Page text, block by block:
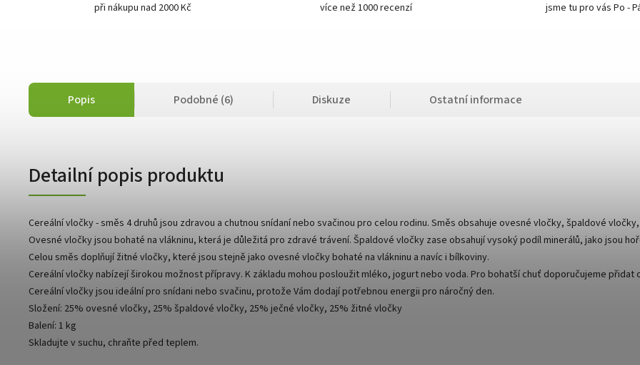
při nákupu nad 2000 Kč více než 1000 recenzí jsme tu pro vás Po -
Popis Podobné (6) Diskuze Ostatní informace
Detailní popis produktu
Cereální vločky - směs 4 druhů jsou zdravou a chutnou snídaní nebo svačinou pro celou rodinu. Směs obsahuje ovesné vločky, špaldové
Ovesné vločky jsou bohaté na vlákninu, která je důležitá pro zdravé trávení. Špaldové vločky zase obsahují vysoký podíl minerálů, jako jsou
Celou směs doplňují žitné vločky, které jsou stejně jako ovesné vločky bohaté na vlákninu a navíc i bílkoviny.
Cereální vločky nabízejí širokou možnost přípravy. K základu mohou posloužit mléko, jogurt nebo voda. Pro bohatší chuť doporučujeme
Cereální vločky jsou ideální pro snídani nebo svačinu, protože Vám dodají potřebnou energii pro náročný den.
Složení: 25% ovesné vločky, 25% špaldové vločky, 25% ječné vločky, 25% žitné vločky
Balení: 1 kg
Skladujte v suchu, chraňte před teplem.